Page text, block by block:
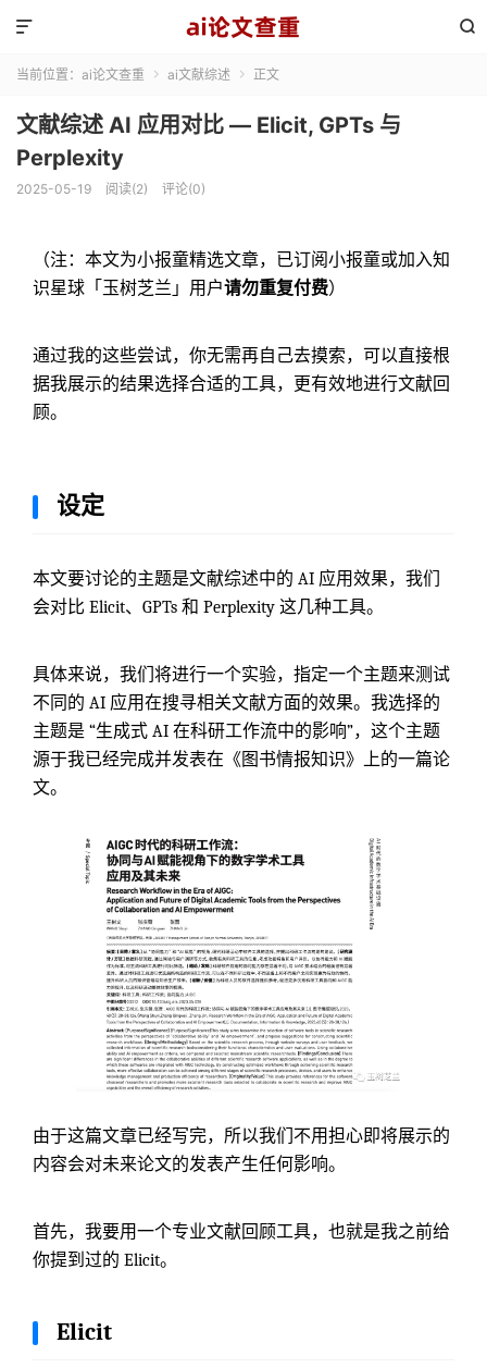


当前位置： ai论文查重  ai文献综述  正文
文献综述 AI 应用对比 — Elicit, GPTs 与
Perplexity
2025-05-19 阅读(2) 评论(0)
（注：本文为小报童精选文章，已订阅小报童或加入知
识星球「玉树芝兰」用户请勿重复付费）
通过我的这些尝试，你无需再自己去摸索，可以直接根
据我展示的结果选择合适的工具，更有效地进行文献回
顾。
设定
本文要讨论的主题是文献综述中的 AI 应用效果，我们
会对比 Elicit、GPTs 和 Perplexity 这几种工具。
具体来说，我们将进行一个实验，指定一个主题来测试
不同的 AI 应用在搜寻相关文献方面的效果。我选择的
主题是 “生成式 AI 在科研工作流中的影响”，这个主题
源于我已经完成并发表在《图书情报知识》上的一篇论
文。
由于这篇文章已经写完，所以我们不用担心即将展示的
内容会对未来论文的发表产生任何影响。
首先，我要用一个专业文献回顾工具，也就是我之前给
你提到过的 Elicit。
Elicit